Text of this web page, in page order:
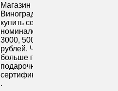
Магазин напитков
Виноград предлагает
купить сертификаты
номиналом 500, 1000,
3000, 5000 и 10000
рублей. Читайте
больше про
подарочные
сертификаты
.